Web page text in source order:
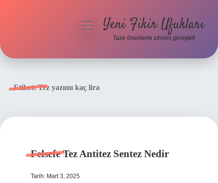
menüyüYeni Fikir Ufukları
Taze önerilerle zihnini genişlet!
Etiket:Tez yazımı kaç lira
Felsefe Tez Antitez Sentez Nedir
Tarih: Mart 3, 2025